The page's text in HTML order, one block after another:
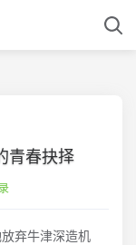
青春抉择
弃牛津深造机